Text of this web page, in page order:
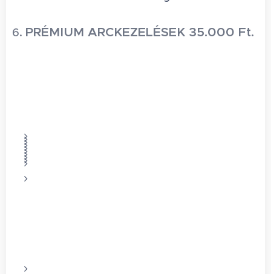
6. PRÉMIUM ARCKEZELÉSEK 35.000 Ft.